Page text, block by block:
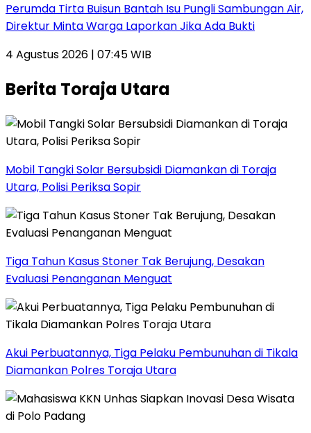
Perumda Tirta Buisun Bantah Isu Pungli Sambungan Air,
Direktur Minta Warga Laporkan Jika Ada Bukti
4 Agustus 2026 | 07:45 WIB
Berita Toraja Utara
Mobil Tangki Solar Bersubsidi Diamankan di Toraja
Utara, Polisi Periksa Sopir
Tiga Tahun Kasus Stoner Tak Berujung, Desakan
Evaluasi Penanganan Menguat
Akui Perbuatannya, Tiga Pelaku Pembunuhan di Tikala
Diamankan Polres Toraja Utara